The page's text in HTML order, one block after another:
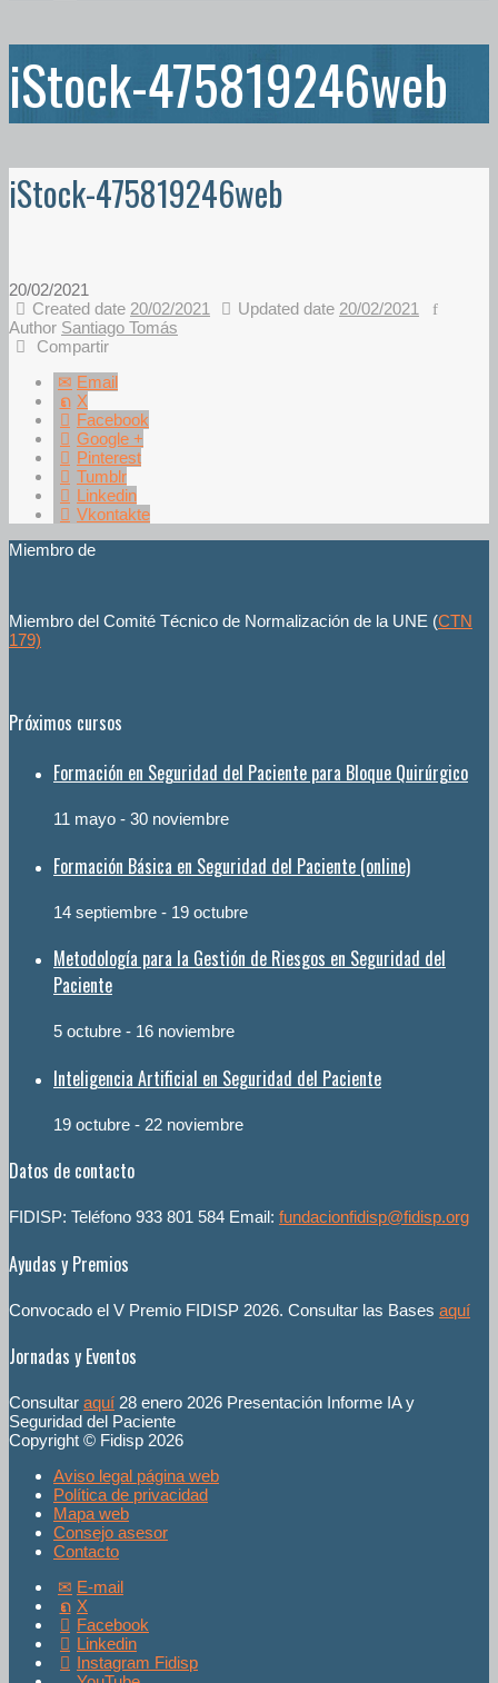
iStock-475819246web
iStock-475819246web
20/02/2021
Created date 20/02/2021 Updated date 20/02/2021
Author Santiago Tomás
Compartir
Email
X
Facebook
Google +
Pinterest
Tumblr
Linkedin
Vkontakte
Miembro de
Miembro del Comité Técnico de Normalización de la UNE (CTN
179)
Próximos cursos
Formación en Seguridad del Paciente para Bloque Quirúrgico
11 mayo - 30 noviembre
Formación Básica en Seguridad del Paciente (online)
14 septiembre - 19 octubre
Metodología para la Gestión de Riesgos en Seguridad del
Paciente
5 octubre - 16 noviembre
Inteligencia Artificial en Seguridad del Paciente
19 octubre - 22 noviembre
Datos de contacto
FIDISP: Teléfono 933 801 584 Email: fundacionfidisp@fidisp.org
Ayudas y Premios
Convocado el V Premio FIDISP 2026. Consultar las Bases aquí
Jornadas y Eventos
Consultar aquí 28 enero 2026 Presentación Informe IA y
Seguridad del Paciente
Copyright © Fidisp 2026
Aviso legal página web
Política de privacidad
Mapa web
Consejo asesor
Contacto
E-mail
X
Facebook
Linkedin
Instagram Fidisp